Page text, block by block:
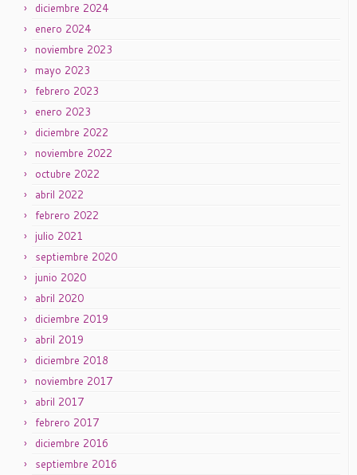
diciembre 2024
enero 2024
noviembre 2023
mayo 2023
febrero 2023
enero 2023
diciembre 2022
noviembre 2022
octubre 2022
abril 2022
febrero 2022
julio 2021
septiembre 2020
junio 2020
abril 2020
diciembre 2019
abril 2019
diciembre 2018
noviembre 2017
abril 2017
febrero 2017
diciembre 2016
septiembre 2016